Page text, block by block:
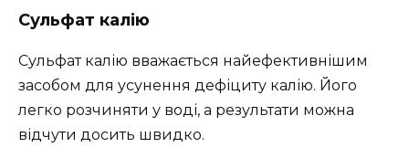
Сульфат калію
Сульфат калію вважається найефективнішим
засобом для усунення дефіциту калію. Його
легко розчиняти у воді, а результати можна
відчути досить швидко.